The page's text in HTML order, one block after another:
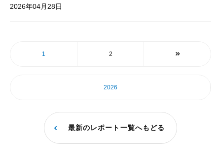
2026年04月28日
1 2
2026
最新のレポート一覧へもどる